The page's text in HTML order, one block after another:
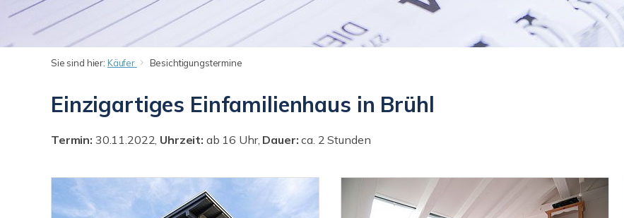
Sie sind hier: Käufer Besichtigungstermine
Einzigartiges Einfamilienhaus in Brühl
Termin: 30.11.2022, Uhrzeit: ab 16 Uhr, Dauer: ca. 2 Stunden